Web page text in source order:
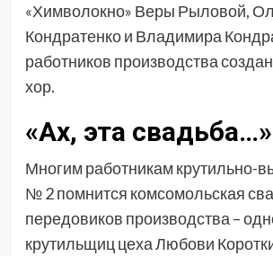
«Химволокно» Веры Рыловой,
Кондратенко и Владимира
работников производства
хор.
«Ах, эта свадьба…»
Многим работникам крутильно-
№ 2 помнится комсомольская
передовиков производства –
крутильщиц цеха Любови